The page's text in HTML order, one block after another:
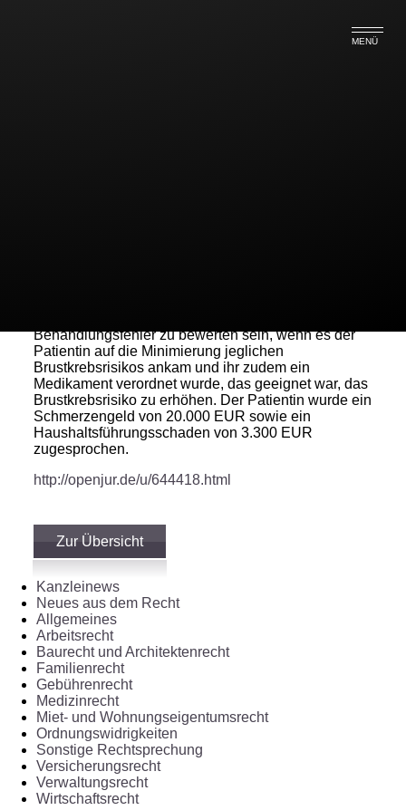
MENÜ
Behandlungsfehler zu bewerten sein, wenn es der
Patientin auf die Minimierung jeglichen
Brustkrebsrisikos ankam und ihr zudem ein
Medikament verordnet wurde, das geeignet war, das
Brustkrebsrisiko zu erhöhen. Der Patientin wurde ein
Schmerzengeld von 20.000 EUR sowie ein
Haushaltsführungsschaden von 3.300 EUR
zugesprochen.
http://openjur.de/u/644418.html
Zur Übersicht
Kanzleinews
Neues aus dem Recht
Allgemeines
Arbeitsrecht
Baurecht und Architektenrecht
Familienrecht
Gebührenrecht
Medizinrecht
Miet- und Wohnungseigentumsrecht
Ordnungswidrigkeiten
Sonstige Rechtsprechung
Versicherungsrecht
Verwaltungsrecht
Wirtschaftsrecht